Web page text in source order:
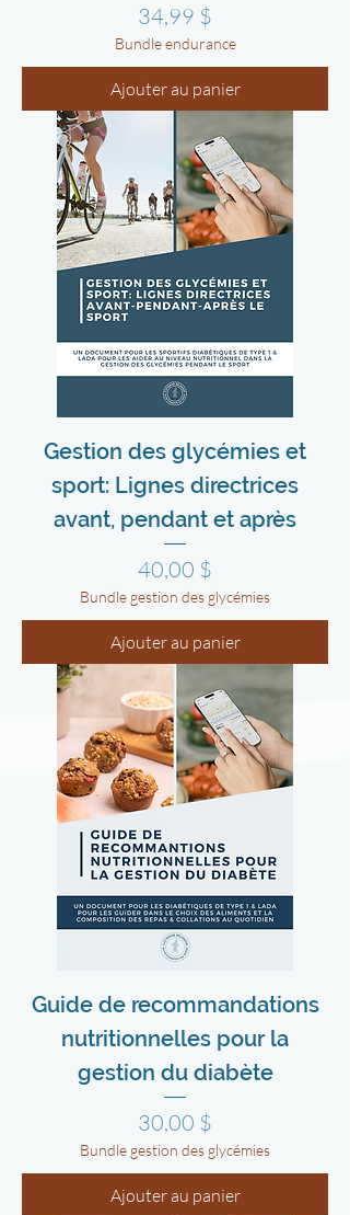
Prix
34,99 $
Bundle endurance
Ajouter au panier
Gestion des glycémies et
sport: Lignes directrices
avant, pendant et après
Prix
40,00 $
Bundle gestion des glycémies
Ajouter au panier
Guide de recommandations
nutritionnelles pour la
gestion du diabète
Prix
30,00 $
Bundle gestion des glycémies
Ajouter au panier